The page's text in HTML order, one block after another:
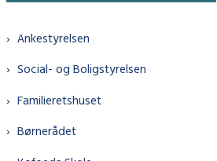
Ankestyrelsen
Social- og Boligstyrelsen
Familieretshuset
Børnerådet